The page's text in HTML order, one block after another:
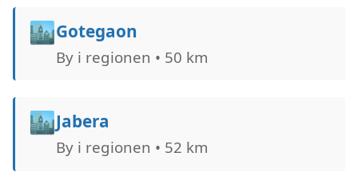
🏙️Gotegaon
By i regionen • 50 km
🏙️Jabera
By i regionen • 52 km